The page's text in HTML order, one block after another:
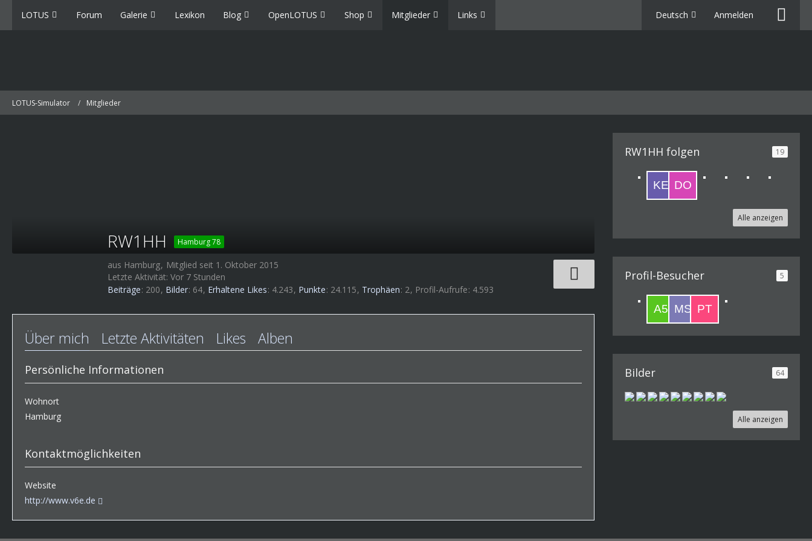
LOTUS Forum Galerie Lexikon Blog OpenLOTUS Shop Mitglieder Links Deutsch Anmelden
LOTUS-Simulator Mitglieder
RW1HH Hamburg 78
aus Hamburg
Mitglied seit 1. Oktober 2015
Letzte Aktivität: Vor 7 Stunden
Beiträge 200 Bilder 64 Erhaltene Likes 4.243 Punkte 24.115 Trophäen 2 Profil-Aufrufe 4.593
Über mich Letzte Aktivitäten Likes Alben
Persönliche Informationen
Wohnort
Hamburg
Kontaktmöglichkeiten
Website
http://www.v6e.de
RW1HH folgen 19
Alle anzeigen
Profil-Besucher 5
Bilder 64
Alle anzeigen